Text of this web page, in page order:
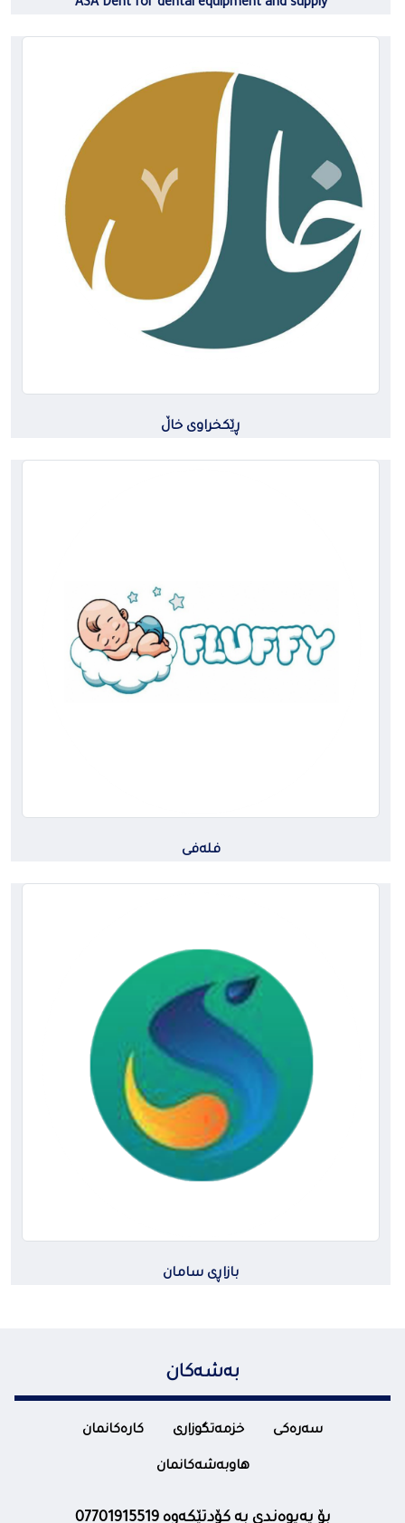
ASA Dent for dental equipment and supply
ڕێکخراوی خاڵ
فلەفی
بازاڕی سامان
بەشەکان
سەرەکی خزمەتگوزاری کارەکانمان
هاوبەشەکانمان
بۆ پەیوەندی بە کۆدتێکەوە 07701915519